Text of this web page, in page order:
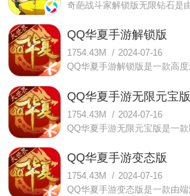
QQ华夏手游解锁版
1754.43M / 2024-07-16
QQ华夏手游无限元宝版
1754.43M / 2024-07-16
QQ华夏手游变态版
1754.43M / 2024-07-16